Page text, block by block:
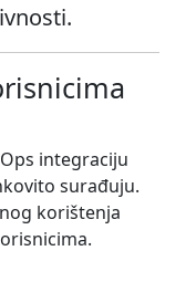
integraciju
surađuju.
korištenja